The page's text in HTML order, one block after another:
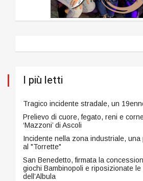
I più letti
Tragico incidente stradale, un
Prelievo di cuore, fegato, reni e
‘Mazzoni’ di Ascoli
Incidente nella zona industriale,
al "Torrette"
San Benedetto, firmata la
giochi Bambinopoli e riposizionate
dell’Albula